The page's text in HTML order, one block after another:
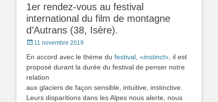
1er rendez-vous au festival
international du film de montagne
d’Autrans (38, Isère).
Posted
11 novembre 2019
En accord avec le thème du festival, «instinct» , il est
proposé durant la durée du festival de penser notre
relation
aux glaciers de façon sensible, intuitive, instinctive.
Leurs disparitions dans les Alpes nous alerte, nous